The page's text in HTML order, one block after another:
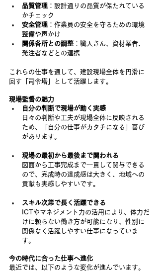
品質管理 ：設計通りの品質が保たれている
かチェック
安全管理 ：作業員の安全を守るための環境
整備や声かけ
関係各所との調整 ：職人さん、資材業者、
発注者などとの連携
これらの仕事を通して、建設現場全体を円滑に
回す「司令塔」として活躍します。
現場監督の魅力
自分の判断で現場が動く実感
日々の判断や工夫が現場全体に反映される
ため、「自分の仕事がカタチになる」喜び
があります。
現場の最初から最後まで関われる
図面から工事完成まで一貫して関与できる
ので、完成時の達成感は大きく、地域への
貢献も実感しやすいです。
スキル次第で長く活躍できる
ICTやマネジメント力の活用により、体力だ
けに頼らない働き方が可能になり、性別に
関係なく活躍しやすい仕事になっていま
す。
今の時代に合った仕事へ進化
最近では、以下のような変化が進んでいます。